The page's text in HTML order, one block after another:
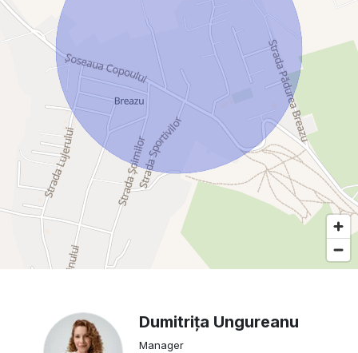
Dumitrița Ungureanu
Manager